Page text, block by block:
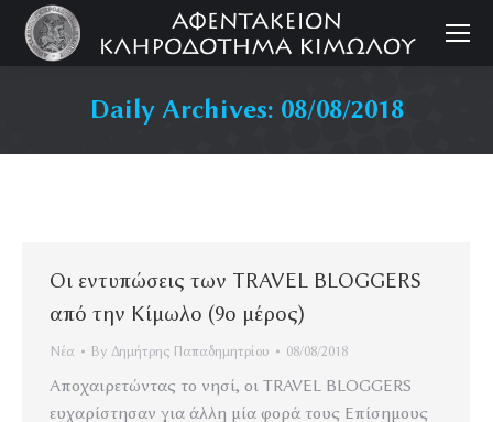
Daily Archives: 08/08/2018
Οι εντυπώσεις των TRAVEL BLOGGERS
από την Κίμωλο (9ο μέρος)
Νέα By Δημήτρης Παπαδημητρίου 08/08/2018
Αποχαιρετώντας το νησί, οι TRAVEL BLOGGERS
ευχαρίστησαν για άλλη μία φορά τους Επίσημους